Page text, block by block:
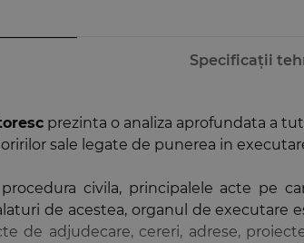
Specificații
prezinta o analiza aprofundata a
sale legate de punerea in
civila, principalele acte pe
de acestea, organul de
de adjudecare, cereri, adrese,